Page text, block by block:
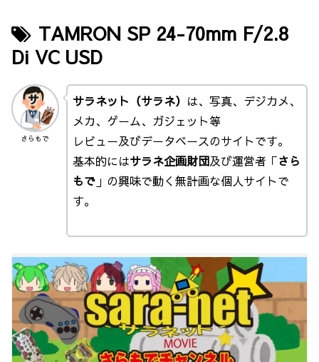
TAMRON SP 24-70mm F/2.8
Di VC USD
さらもで
サラネット（サラネ） は、写真、デジカメ、
メカ、ゲーム、ガジェット等
レビュー及びデータベースのサイトです。
基本的にはサラネ企画財団及び運営者「さら
もで」の興味で動く無計画な個人サイトで
す。